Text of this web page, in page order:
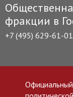
фракции в
+7 (495) 629-61-01
Официальный